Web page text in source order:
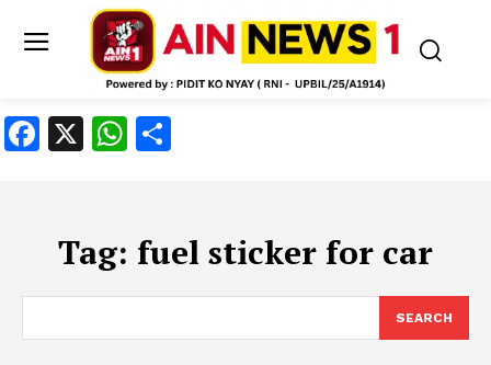
Facebook
X WhatsApp
Tag: fuel sticker for car
SEARCH